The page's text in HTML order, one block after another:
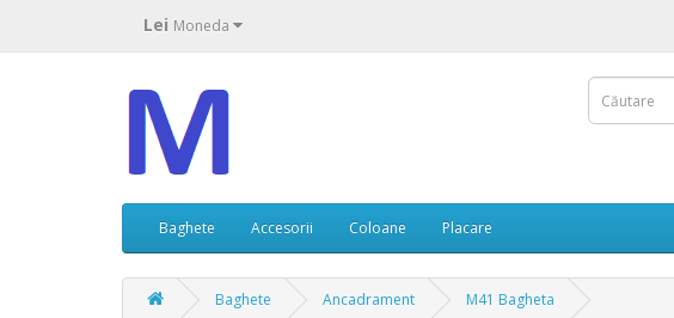
Lei Moneda
Baghete Accesorii Coloane Placare
Baghete Ancadrament M41 Bagheta